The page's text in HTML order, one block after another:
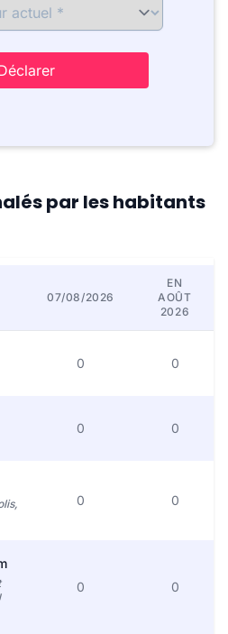
par les habitants
07/08/2026
EN
AOÛT
2026
0 0
0 0
0 0
0 0